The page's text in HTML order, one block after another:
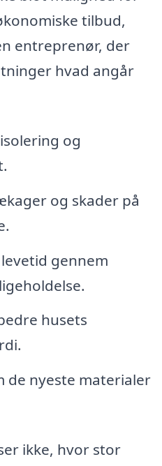
tilbud,
entreprenør, der
hvad angår
og
og skader på
gennem
husets
de nyeste materialer
ikke, hvor stor